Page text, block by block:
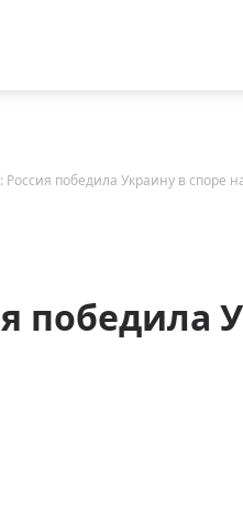
победила Украину в споре
победила